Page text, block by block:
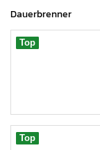
Dauerbrenner
Top
Top